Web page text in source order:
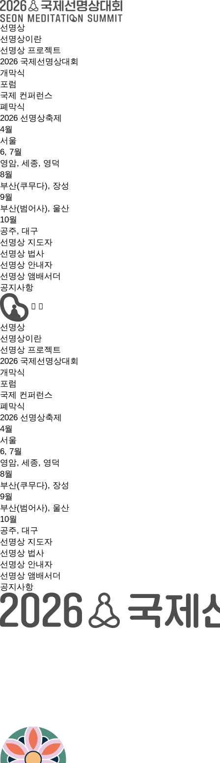
선명상
선명상이란
선명상 프로젝트
2026 국제선명상대회
개막식
포럼
국제 컨퍼런스
폐막식
2026 선명상축제
4월
서울
6, 7월
영암, 세종, 영덕
8월
부산(쿠무다), 장성
9월
부산(범어사), 울산
10월
공주, 대구
선명상 지도자
선명상 법사
선명상 안내자
선명상 앰배서더
공지사항
선명상
선명상이란
선명상 프로젝트
2026 국제선명상대회
개막식
포럼
국제 컨퍼런스
폐막식
2026 선명상축제
4월
서울
6, 7월
영암, 세종, 영덕
8월
부산(쿠무다), 장성
9월
부산(범어사), 울산
10월
공주, 대구
선명상 지도자
선명상 법사
선명상 안내자
선명상 앰배서더
공지사항